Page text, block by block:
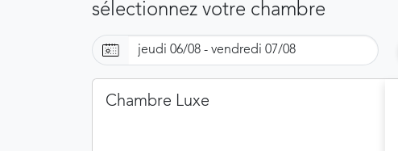
sélectionnez votre chambre
Chambre Luxe